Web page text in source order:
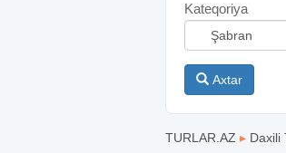
Kateqoriya
Axtar
TURLAR.AZ ▸ Daxili